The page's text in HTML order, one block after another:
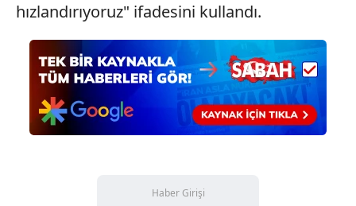
hızlandırıyoruz" ifadesini kullandı.
Haber Girişi